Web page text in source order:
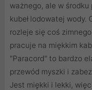
ważnego, ale w
kubeł lodowatej wody.
rozleje się coś
pracuje na miękkim
"Paracord" to bardzo
przewód myszki i
Jest miękki i lekki,